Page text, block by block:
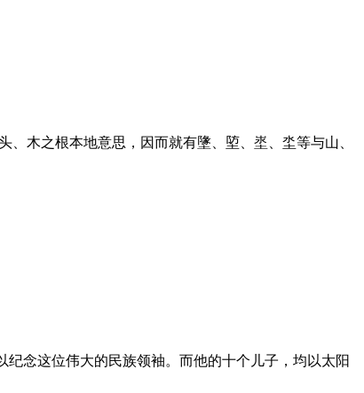
木之根本地意思，因而就有墬、埅、埊、坔等与山、
念这位伟大的民族领袖。而他的十个儿子，均以太阳